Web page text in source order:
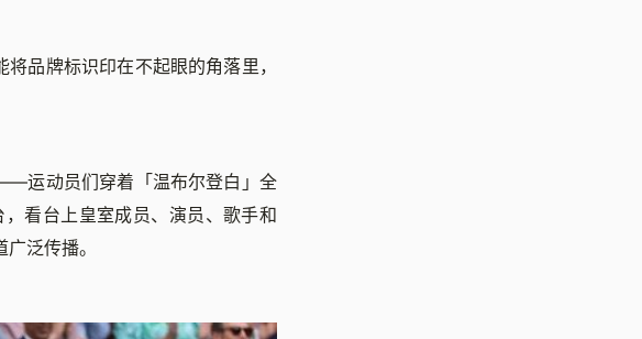
品牌标识印在不起眼的角落里，
运动员们穿着「温布尔登白」全
看台上皇室成员、演员、歌手和
泛传播。